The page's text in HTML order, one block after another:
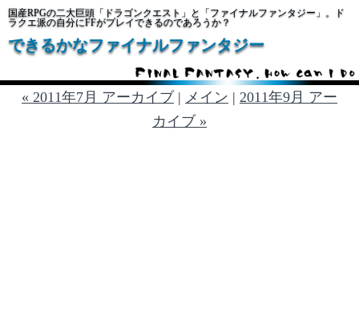
国産RPGの二大巨頭「ドラゴンクエスト」と「ファイナルファンタジー」。ド
ラクエ派の自分にFFがプレイできるのであろうか？
できるかなファイナルファンタジー
« 2011年7月 アーカイブ | メイン | 2011年9月 アー
カイブ »